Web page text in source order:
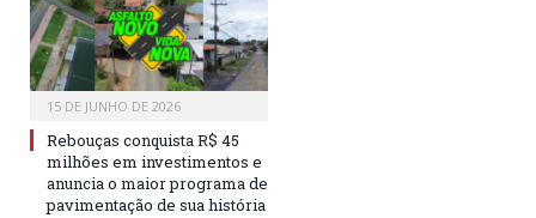
15 DE JUNHO DE 2026
Rebouças conquista R$ 45
milhões em investimentos e
anuncia o maior programa de
pavimentação de sua história